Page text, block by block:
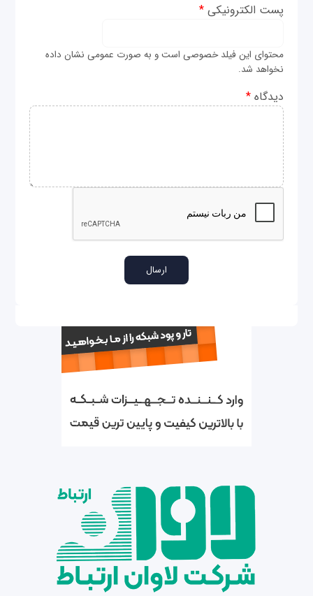
پست الکترونیکی*
محتوای این فیلد خصوصی است و به صورت عمومی نشان داده
نخواهد شد.
دیدگاه*